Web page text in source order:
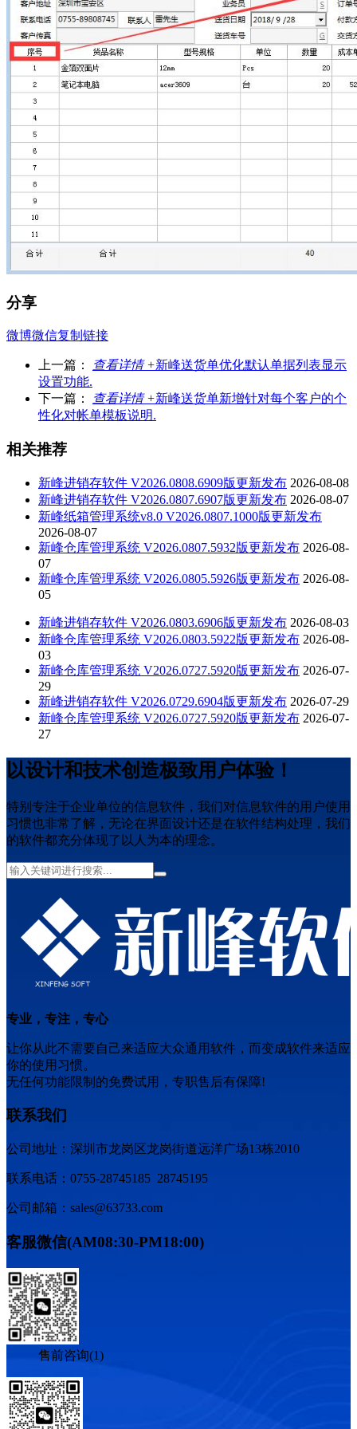
分享
微博微信复制链接
上一篇： 查看详情 +新峰送货单优化默认单据列表显示
设置功能.
下一篇：
查看详情 +新峰送货单新增针对每个客户的个
性化对帐单模板说明.
相关推荐
新峰进销存软件 V2026.0808.6909版更新发布 2026-08-08
新峰进销存软件 V2026.0807.6907版更新发布 2026-08-07
新峰纸箱管理系统v8.0 V2026.0807.1000版更新发布
2026-08-07
新峰仓库管理系统 V2026.0807.5932版更新发布 2026-08-
07
新峰仓库管理系统 V2026.0805.5926版更新发布 2026-08-
05
新峰进销存软件 V2026.0803.6906版更新发布 2026-08-03
新峰仓库管理系统 V2026.0803.5922版更新发布 2026-08-
03
新峰仓库管理系统 V2026.0727.5920版更新发布 2026-07-
29
新峰进销存软件 V2026.0729.6904版更新发布 2026-07-29
新峰仓库管理系统 V2026.0727.5920版更新发布 2026-07-
27
以设计和技术创造极致用户体验！
特别专注于企业单位的信息软件，我们对信息软件的用户使用
习惯也非常了解，无论在界面设计还是在软件结构处理，我们
的软件都充分体现了以人为本的理念。
专业，专注，专心
让你从此不需要自己来适应大众通用软件，而变成软件来适应
你的使用习惯。
无任何功能限制的免费试用，专职售后有保障!
联系我们
公司地址：深圳市龙岗区龙岗街道远洋广场13栋2010
联系电话：0755-28745185 28745195
公司邮箱：sales@63733.com
客服微信(AM08:30-PM18:00)
售前咨询(1)